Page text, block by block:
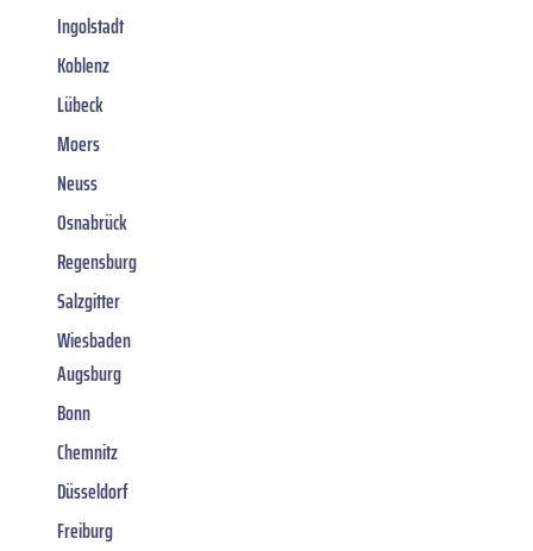
Ingolstadt
Koblenz
Lübeck
Moers
Neuss
Osnabrück
Regensburg
Salzgitter
Wiesbaden
Augsburg
Bonn
Chemnitz
Düsseldorf
Freiburg